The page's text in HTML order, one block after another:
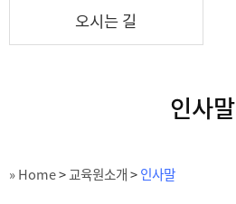
오시는 길
인사말
» Home>교육원소개>인사말